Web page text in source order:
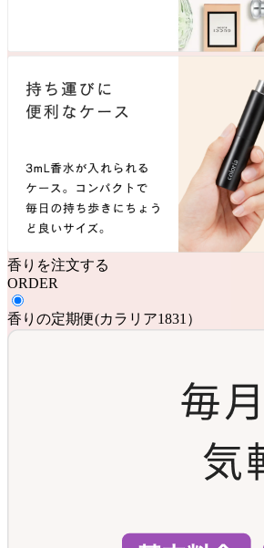
香りを注文する
ORDER
香りの定期便(カラリア1831 ）